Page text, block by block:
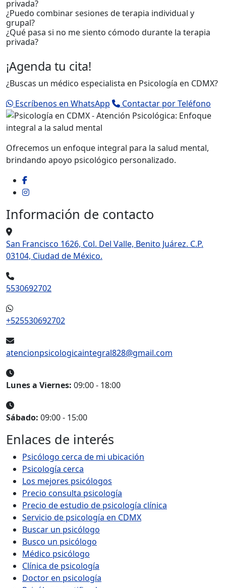
privada?
¿Puedo combinar sesiones de terapia individual y
grupal?
¿Qué pasa si no me siento cómodo durante la terapia
privada?
¡Agenda tu cita!
¿Buscas un médico especialista en Psicología en CDMX?
Escríbenos en WhatsApp
Contactar por Teléfono
Ofrecemos un enfoque integral para la salud mental,
brindando apoyo psicológico personalizado.
Información de contacto
San Francisco 1626, Col. Del Valle, Benito Juárez. C.P.
03104, Ciudad de México.
5530692702
+525530692702
atencionpsicologicaintegral828@gmail.com
Lunes a Viernes: 09:00 - 18:00
Sábado: 09:00 - 15:00
Enlaces de interés
Psicólogo cerca de mi ubicación
Psicología cerca
Los mejores psicólogos
Precio consulta psicología
Precio de estudio de psicología clínica
Servicio de psicología en CDMX
Buscar un psicólogo
Busco un psicólogo
Médico psicólogo
Clínica de psicología
Doctor en psicología